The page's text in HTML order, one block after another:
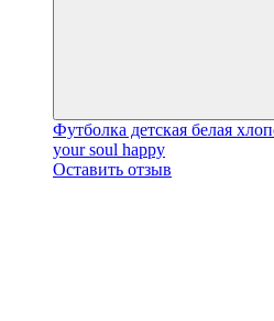
Футболка детская белая
your soul happy
Оставить отзыв